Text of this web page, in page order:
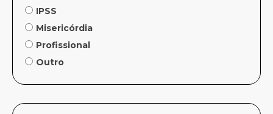
IPSS
Misericórdia
Profissional
Outro